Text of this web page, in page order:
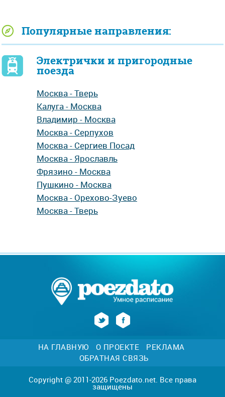
Популярные направления:
Электрички и пригородные
поезда
Москва - Тверь
Калуга - Москва
Владимир - Москва
Москва - Серпухов
Москва - Сергиев Посад
Москва - Ярославль
Фрязино - Москва
Пушкино - Москва
Москва - Орехово-Зуево
Москва - Тверь
НА ГЛАВНУЮ О ПРОЕКТЕ
РЕКЛАМА
ОБРАТНАЯ СВЯЗЬ
Copyright @ 2011-2026 Poezdato.net. Все права
защищены